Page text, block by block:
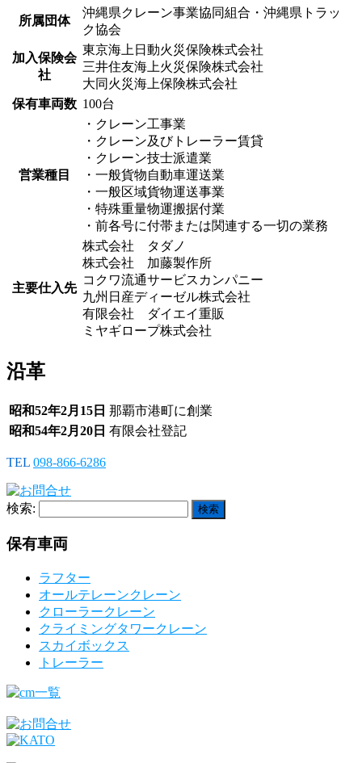
所属団体
沖縄県クレーン事業協同組合・沖縄県トラッ
ク協会
加入保険会
社
東京海上日動火災保険株式会社
三井住友海上火災保険株式会社
大同火災海上保険株式会社
保有車両数 100台
営業種目
・クレーン工事業
・クレーン及びトレーラー賃貸
・クレーン技士派遣業
・一般貨物自動車運送業
・一般区域貨物運送事業
・特殊重量物運搬据付業
・前各号に付帯または関連する一切の業務
主要仕入先
株式会社 タダノ
株式会社 加藤製作所
コクワ流通サービスカンパニー
九州日産ディーゼル株式会社
有限会社 ダイエイ重販
ミヤギロープ株式会社
沿革
昭和52年2月15日 那覇市港町に創業
昭和54年2月20日 有限会社登記
TEL 098-866-6286
検索:
保有車両
ラフター
オールテレーンクレーン
クローラークレーン
クライミングタワークレーン
スカイボックス
トレーラー